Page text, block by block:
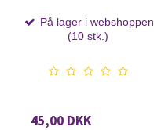
På lager i webshoppen
(10 stk.)
45,00 DKK